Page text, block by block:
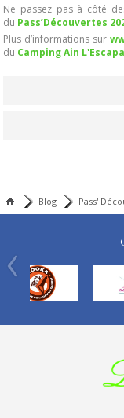
Ne passez pas à côté
du Pass’Découvertes
Plus d’informations sur
du Camping Ain
Blog Pass'